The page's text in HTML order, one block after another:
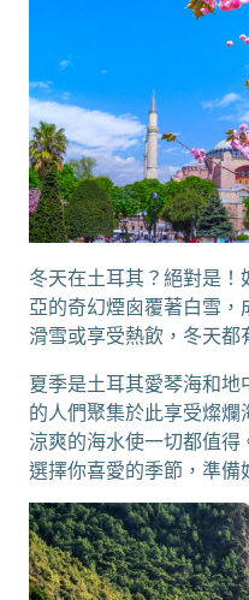
冬天在土耳其？絕對是
亞的奇幻煙囪覆著白雪
滑雪或享受熱飲，冬天都
夏季是土耳其愛琴海和
的人們聚集於此享受燦爛
涼爽的海水使一切都值得
選擇你喜愛的季節，準備